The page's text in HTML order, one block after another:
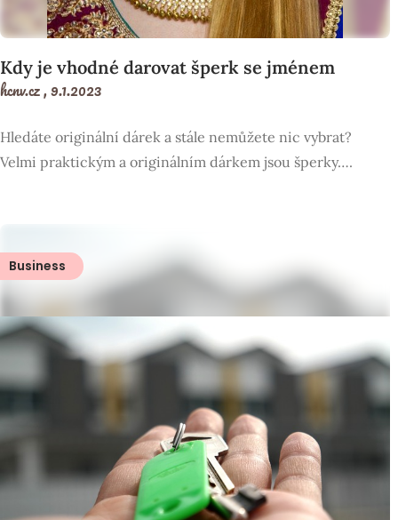
Kdy je vhodné darovat šperk se jménem
hcnv.cz ,9.1.2023
Hledáte originální dárek a stále nemůžete nic vybrat?
Velmi praktickým a originálním dárkem jsou šperky….
Business